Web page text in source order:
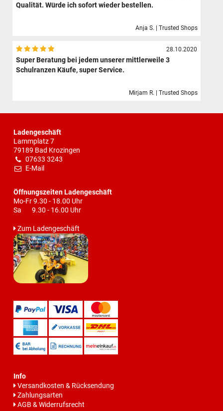
Qualität. Würde ich sofort wieder bestellen.
Anja S. | Trusted Shops
28.10.2020
Super Beratung bei jedem unserer mittlerweile 3
Schulranzen Käufe, super Service.
Mirjam R. | Trusted Shops
Ladengeschäft
Lammplatz 7
79189 Bad Krozingen
07633 3243
E-Mail
Öffnungszeiten Ladengeschäft
Mo-Fr 9.30 - 18.00 Uhr
Sa 9.30 - 16.00 Uhr
Zum Ladengeschäft
Info
Versandkosten & Rücksendung
Zahlungsarten
AGB & Widerrufsrecht